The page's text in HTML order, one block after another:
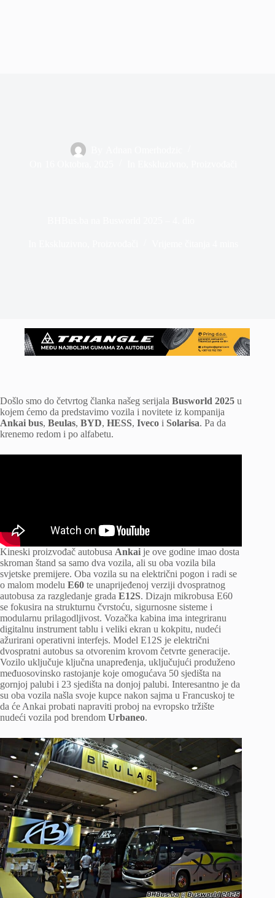
Došlo smo do četvrtog članka našeg serijala Busworld 2025 u
kojem ćemo da predstavimo vozila i novitete iz kompanija
Ankai bus, Beulas, BYD, HESS, Iveco i Solarisa. Pa da
krenemo redom i po alfabetu.
Kineski proizvođač autobusa Ankai je ove godine imao dosta
skroman štand sa samo dva vozila, ali su oba vozila bila
svjetske premijere. Oba vozila su na električni pogon i radi se
o malom modelu E60 te unaprijeđenoj verziji dvospratnog
autobusa za razgledanje grada E12S. Dizajn mikrobusa E60
se fokusira na strukturnu čvrstoću, sigurnosne sisteme i
modularnu prilagodljivost. Vozačka kabina ima integriranu
digitalnu instrument tablu i veliki ekran u kokpitu, nudeći
ažurirani operativni interfejs. Model E12S je električni
dvospratni autobus sa otvorenim krovom četvrte generacije.
Vozilo uključuje ključna unapređenja, uključujući produženo
međuosovinsko rastojanje koje omogućava 50 sjedišta na
gornjoj palubi i 23 sjedišta na donjoj palubi. Interesantno je da
su oba vozila našla svoje kupce nakon sajma u Francuskoj te
da će Ankai probati napraviti proboj na evropsko tržište
nudeći vozila pod brendom Urbaneo.